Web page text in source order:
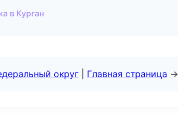
в Курган
округ Главная страница →